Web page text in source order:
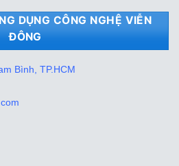
DỤNG CÔNG NGHỆ VIỄN
ĐÔNG
Bình, TP.HCM